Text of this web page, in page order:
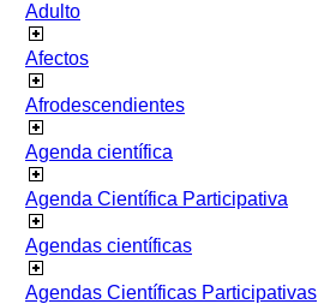
Adulto
Afectos
Afrodescendientes
Agenda científica
Agenda Científica Participativa
Agendas científicas
Agendas Científicas Participativas